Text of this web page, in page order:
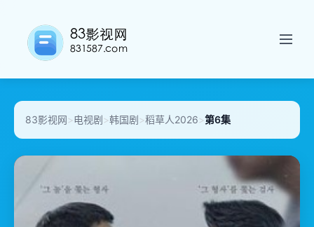
83影视网>电视剧>韩国剧>稻草人2026>第6集